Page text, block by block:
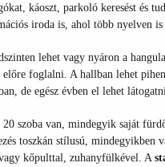
káoszt, parkoló keresést és
iroda is, ahol több nyelven
lehet vagy nyáron a
előre foglalni. A hallban lehet
de egész évben el lehet
szoba van, mindegyik saját
toszkán stílusú,
kőpulttal, zuhanyfülkével. A